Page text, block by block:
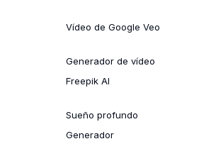
Vídeo de Google Veo
Generador de vídeo
Freepik AI
Sueño profundo
Generador